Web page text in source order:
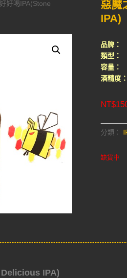
好喝IPA(Stone
惡魔
IPA)
品牌
類型
容量
酒精度
NT$
分類：
缺貨中
IPA)